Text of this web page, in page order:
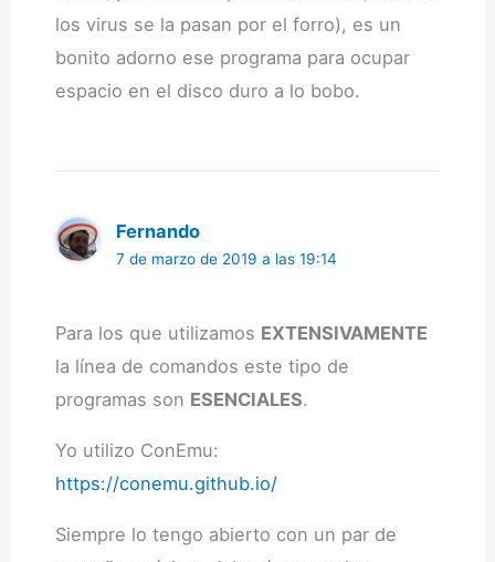
los virus se la pasan por el forro), es un
bonito adorno ese programa para ocupar
espacio en el disco duro a lo bobo.
Fernando
7 de marzo de 2019 a las 19:14
Para los que utilizamos EXTENSIVAMENTE
la línea de comandos este tipo de
programas son ESENCIALES.
Yo utilizo ConEmu:
https://conemu.github.io/
Siempre lo tengo abierto con un par de